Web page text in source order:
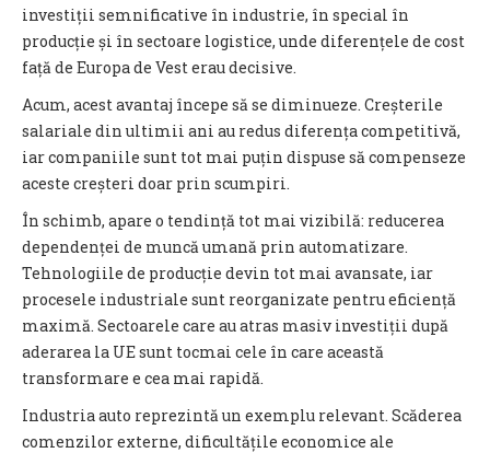
investiții semnificative în industrie, în special în
producție și în sectoare logistice, unde diferențele de cost
față de Europa de Vest erau decisive.
Acum, acest avantaj începe să se diminueze. Creșterile
salariale din ultimii ani au redus diferența competitivă,
iar companiile sunt tot mai puțin dispuse să compenseze
aceste creșteri doar prin scumpiri.
În schimb, apare o tendință tot mai vizibilă: reducerea
dependenței de muncă umană prin automatizare.
Tehnologiile de producție devin tot mai avansate, iar
procesele industriale sunt reorganizate pentru eficiență
maximă. Sectoarele care au atras masiv investiții după
aderarea la UE sunt tocmai cele în care această
transformare e cea mai rapidă.
Industria auto reprezintă un exemplu relevant. Scăderea
comenzilor externe, dificultățile economice ale